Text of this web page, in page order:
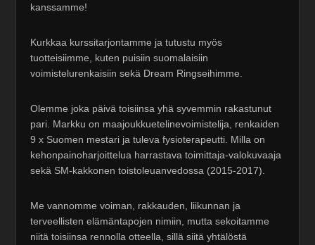
kanssamme!
Kurkkaa kurssitarjontamme ja tutustu myös
tuotteisiimme, kuten puisiin suomalaisiin
voimistelurenkaisiin sekä Dream Ringseihimme.
Olemme joka päivä toisiinsa yhä syvemmin rakastunut
pari. Markku on maajoukkuetelinevoimistelija, renkaiden
9 x Suomen mestari ja tuleva fysioterapeutti. Milla on
kehonpainoharjoittelua harrastava toimittaja-valokuvaaja
sekä SM-kakkonen toistoleuanvedossa (2015-2017).
Me vannomme voiman, rakkauden, liikunnan ja
terveellisten elämäntapojen nimiin, mutta sekoitamme
niitä toisiinsa rennolla otteella, sillä siitä yhtälöstä